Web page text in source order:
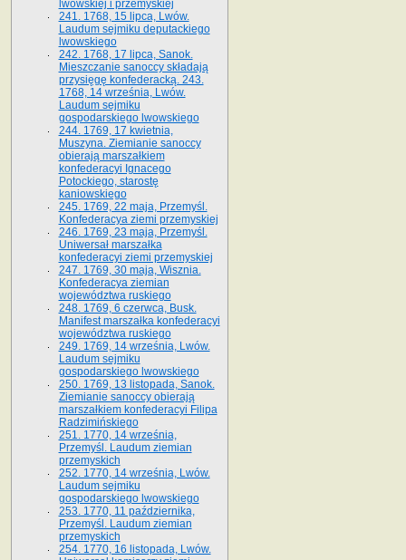
lwowskiej i przemyskiej
241. 1768, 15 lipca, Lwów.
Laudum sejmiku deputackiego
lwowskiego
242. 1768, 17 lipca, Sanok.
Mieszczanie sanoccy składają
przysięgę konfederacką. 243.
1768, 14 września, Lwów.
Laudum sejmiku
gospodarskiego lwowskiego
244. 1769, 17 kwietnia,
Muszyna. Ziemianie sanoccy
obierają marszałkiem
konfederacyi Ignacego
Potockiego, starostę
kaniowskiego
245. 1769, 22 maja, Przemyśl.
Konfederacya ziemi przemyskiej
246. 1769, 23 maja, Przemyśl.
Uniwersał marszałka
konfederacyi ziemi przemyskiej
247. 1769, 30 maja, Wisznia.
Konfederacya ziemian
województwa ruskiego
248. 1769, 6 czerwca, Busk.
Manifest marszałka konfederacyi
województwa ruskiego
249. 1769, 14 września, Lwów.
Laudum sejmiku
gospodarskiego lwowskiego
250. 1769, 13 listopada, Sanok.
Ziemianie sanoccy obierają
marszałkiem konfederacyi Filipa
Radzimińskiego
251. 1770, 14 września,
Przemyśl. Laudum ziemian
przemyskich
252. 1770, 14 września, Lwów.
Laudum sejmiku
gospodarskiego lwowskiego
253. 1770, 11 października,
Przemyśl. Laudum ziemian
przemyskich
254. 1770, 16 listopada, Lwów.